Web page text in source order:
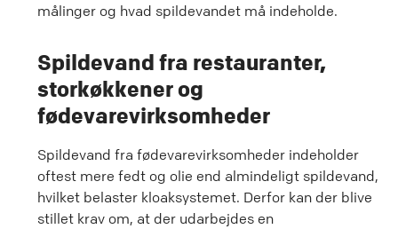
målinger og hvad spildevandet må indeholde.
Spildevand fra restauranter,
storkøkkener og
fødevarevirksomheder
Spildevand fra fødevarevirksomheder indeholder
oftest mere fedt og olie end almindeligt spildevand,
hvilket belaster kloaksystemet. Derfor kan der blive
stillet krav om, at der udarbejdes en